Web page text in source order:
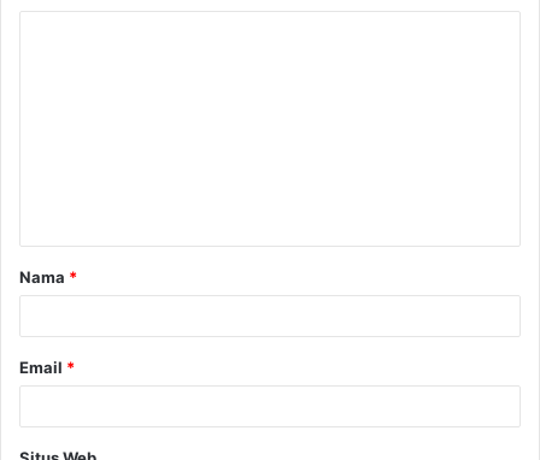
a
r
Nama *
Email *